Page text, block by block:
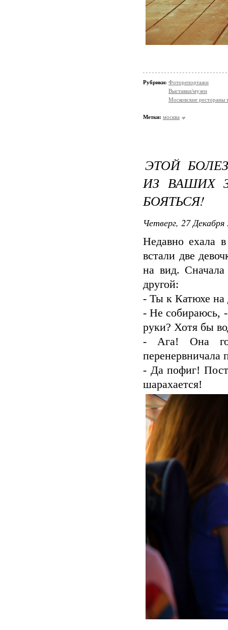
Рубрики: Фоторепортажи
Выставки/музеи
Московские рестораны
Метки: москва
ЭТОЙ
ИЗ ВАШИХ
БОЯТЬСЯ!
Четверг, 27
Недавно ехала
встали две
на вид.
другой:
- Ты к Катюхе
- Не собираюсь,
руки? Хотя бы
- Ага! Она
перенервничала
- Да пофиг!
шарахается!